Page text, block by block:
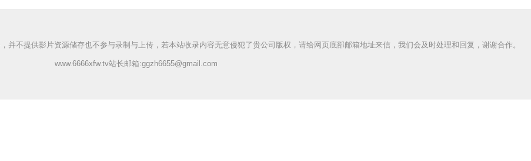
不提供影片资源储存也不参与录制与上传，若本站收录内容无意侵犯了贵公司版权，请给网页底部邮箱地址来信，我们会及时处理和回复，谢谢合作。
www.6666xfw.tv站长邮箱:ggzh6655@gmail.com